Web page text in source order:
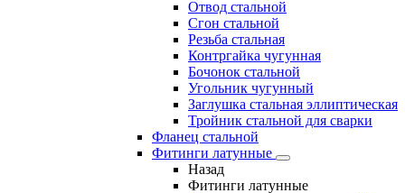
Отвод стальной
Сгон стальной
Резьба стальная
Контргайка чугунная
Бочонок стальной
Угольник чугунный
Заглушка стальная эллиптическая
Тройник стальной для сварки
Фланец стальной
Фитинги латунные
Назад
Фитинги латунные